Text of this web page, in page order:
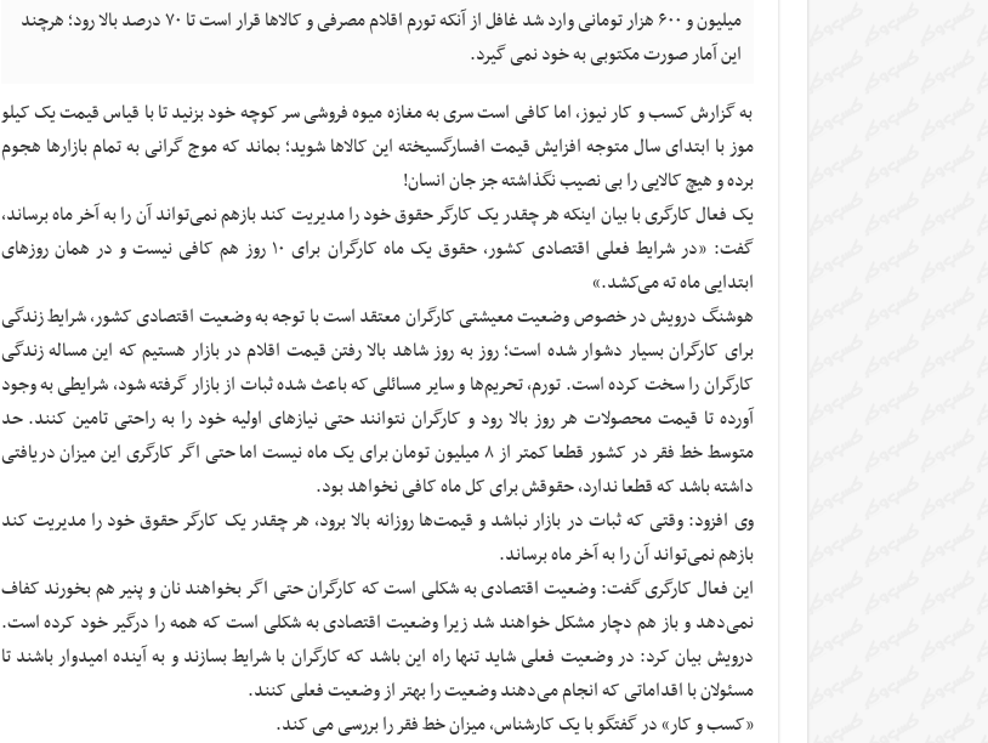
میلیون و ۶۰۰ هزار تومانی وارد شد غافل از آنکه تورم اقلام مصرفی و کالاها قرار است تا ۷۰ درصد بالا رود؛ هرچند
این آمار صورت مکتوبی به خود نمی گیرد.
به گزارش کسب و کار نیوز، اما کافی است سری به مغازه میوه فروشی سر کوچه خود بزنید تا با قیاس قیمت یک کیلو
موز با ابتدای سال متوجه افزایش قیمت افسارگسیخته این کالاها شوید؛ بماند که موج گرانی به تمام بازارها هجوم
برده و هیچ کالایی را بی نصیب نگذاشته جز جان انسان!
یک فعال کارگری با بیان اینکه هر چقدر یک کارگر حقوق خود را مدیریت کند بازهم نمی‌تواند آن را به آخر ماه برساند،
گفت: «در شرایط فعلی اقتصادی کشور، حقوق یک ماه کارگران برای ۱۰ روز هم کافی نیست و در همان روزهای
ابتدایی ماه ته می‌کشد.»
هوشنگ درویش در خصوص وضعیت معیشتی کارگران معتقد است با توجه به وضعیت اقتصادی کشور، شرایط زندگی
برای کارگران بسیار دشوار شده است؛ روز به روز شاهد بالا رفتن قیمت اقلام در بازار هستیم که این مساله زندگی
کارگران را سخت کرده است. تورم، تحریم‌ها و سایر مسائلی که باعث شده ثبات از بازار گرفته شود، شرایطی به وجود
آورده تا قیمت محصولات هر روز بالا رود و کارگران نتوانند حتی نیازهای اولیه خود را به راحتی تامین کنند. حد
متوسط خط فقر در کشور قطعا کمتر از ۸ میلیون تومان برای یک ماه نیست اما حتی اگر کارگری این میزان دریافتی
داشته باشد که قطعا ندارد، حقوقش برای کل ماه کافی نخواهد بود.
وی افزود: وقتی که ثبات در بازار نباشد و قیمت‌ها روزانه بالا برود، هر چقدر یک کارگر حقوق خود را مدیریت کند
بازهم نمی‌تواند آن را به آخر ماه برساند.
این فعال کارگری گفت: وضعیت اقتصادی به شکلی است که کارگران حتی اگر بخواهند نان و پنیر هم بخورند کفاف
نمی‌دهد و باز هم دچار مشکل خواهند شد زیرا وضعیت اقتصادی به شکلی است که همه را درگیر خود کرده است.
درویش بیان کرد: در وضعیت فعلی شاید تنها راه این باشد که کارگران با شرایط بسازند و به آینده امیدوار باشند تا
مسئولان با اقداماتی که انجام می‌دهند وضعیت را بهتر از وضعیت فعلی کنند.
«کسب و کار» در گفتگو با یک کارشناس، میزان خط فقر را بررسی می کند.